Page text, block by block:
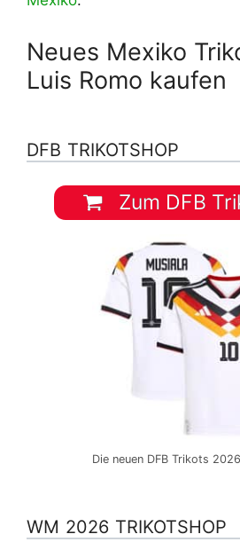
Neues Mexiko
Luis Romo kaufen
DFB TRIKOTSHOP
Zum DFB
Die neuen DFB Trikots
WM 2026 TRIKOTSHOP